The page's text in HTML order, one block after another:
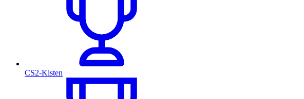
CS2-Kisten